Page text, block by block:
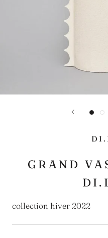
GRAND
collection hiver 2022